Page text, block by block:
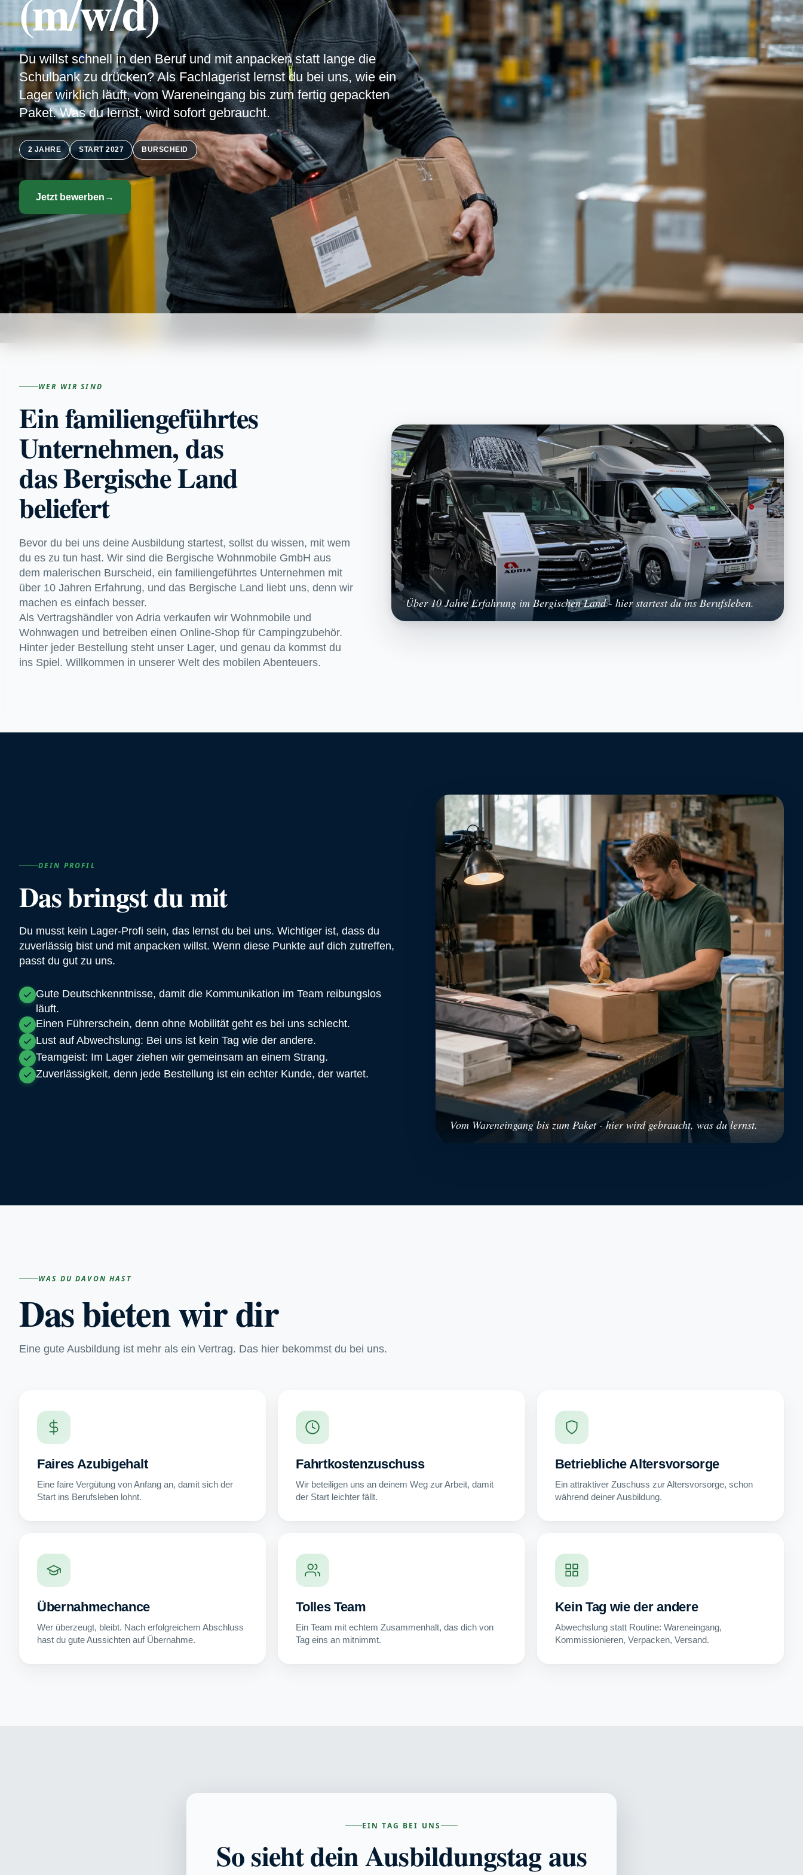
Du willst schnell in den Beruf und mit anpacken statt lange die
Schulbank zu drücken? Als Fachlagerist lernst du bei uns, wie ein
Lager wirklich läuft, vom Wareneingang bis zum fertig gepackten
Paket. Was du lernst, wird sofort gebraucht.
2 JAHRE START 2027 BURSCHEID
Jetzt bewerben →
WER WIR SIND
Ein familiengeführtes
Unternehmen, das
das Bergische Land
beliefert
Bevor du bei uns deine Ausbildung startest, sollst du wissen, mit wem
du es zu tun hast. Wir sind die Bergische Wohnmobile GmbH aus
dem malerischen Burscheid, ein familiengeführtes Unternehmen mit
über 10 Jahren Erfahrung, und das Bergische Land liebt uns, denn wir
machen es einfach besser.
Als Vertragshändler von Adria verkaufen wir Wohnmobile und
Wohnwagen und betreiben einen Online-Shop für Campingzubehör.
Hinter jeder Bestellung steht unser Lager, und genau da kommst du
ins Spiel. Willkommen in unserer Welt des mobilen Abenteuers.
Über 10 Jahre Erfahrung im Bergischen Land - hier startest du ins Berufsleben.
DEIN PROFIL
Das bringst du mit
Du musst kein Lager-Profi sein, das lernst du bei uns. Wichtiger ist, dass du
zuverlässig bist und mit anpacken willst. Wenn diese Punkte auf dich zutreffen,
passt du gut zu uns.
Gute Deutschkenntnisse, damit die Kommunikation im Team reibungslos
läuft.
Einen Führerschein, denn ohne Mobilität geht es bei uns schlecht.
Lust auf Abwechslung: Bei uns ist kein Tag wie der andere.
Teamgeist: Im Lager ziehen wir gemeinsam an einem Strang.
Zuverlässigkeit, denn jede Bestellung ist ein echter Kunde, der wartet.
Vom Wareneingang bis zum Paket - hier wird gebraucht, was du lernst.
WAS DU DAVON HAST
Das bieten wir dir
Eine gute Ausbildung ist mehr als ein Vertrag. Das hier bekommst du bei uns.
Faires Azubigehalt
Eine faire Vergütung von Anfang an, damit sich der
Start ins Berufsleben lohnt.
Fahrtkostenzuschuss
Wir beteiligen uns an deinem Weg zur Arbeit, damit
der Start leichter fällt.
Betriebliche Altersvorsorge
Ein attraktiver Zuschuss zur Altersvorsorge, schon
während deiner Ausbildung.
Übernahmechance
Wer überzeugt, bleibt. Nach erfolgreichem Abschluss
hast du gute Aussichten auf Übernahme.
Tolles Team
Ein Team mit echtem Zusammenhalt, das dich von
Tag eins an mitnimmt.
Kein Tag wie der andere
Abwechslung statt Routine: Wareneingang,
Kommissionieren, Verpacken, Versand.
EIN TAG BEI UNS
So sieht dein Ausbildungstag aus